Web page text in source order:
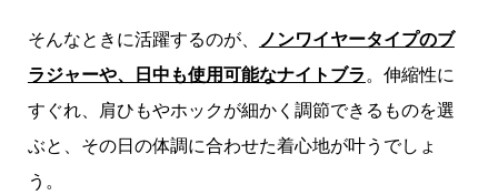
そんなときに活躍するのが、
ノンワイヤータイプのブ
ラジャーや、日中も使用可能なナイトブラ 。伸縮性に
すぐれ、肩ひもやホックが細かく調節できるものを選
ぶと、その日の体調に合わせた着心地が叶うでしょ
う。